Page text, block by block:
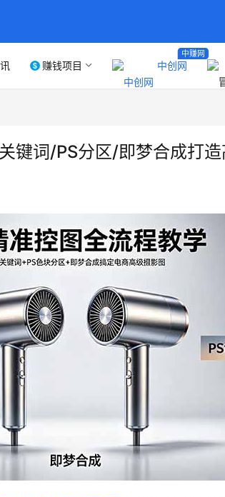
赚钱项目 中创网
中赚网
键词/PS分区/即梦合成打